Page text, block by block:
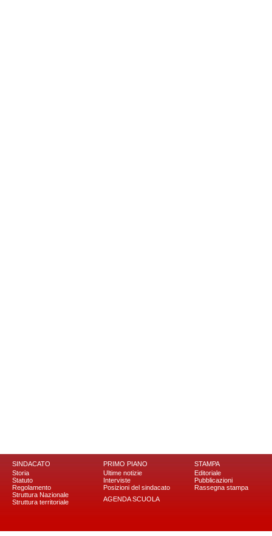
SINDACATO
Storia
Statuto
Regolamento
Struttura Nazionale
Struttura territoriale
PRIMO PIANO
Ultime notizie
Interviste
Posizioni del sindacato
AGENDA SCUOLA
STAMPA
Editoriale
Pubblicazioni
Rassegna stampa